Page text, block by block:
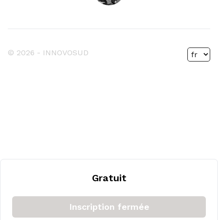
© 2026 - INNOVOSUD
Gratuit
Inscription fermée